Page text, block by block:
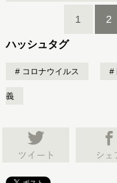
1 2
ハッシュタグ
コロナウイルス
義